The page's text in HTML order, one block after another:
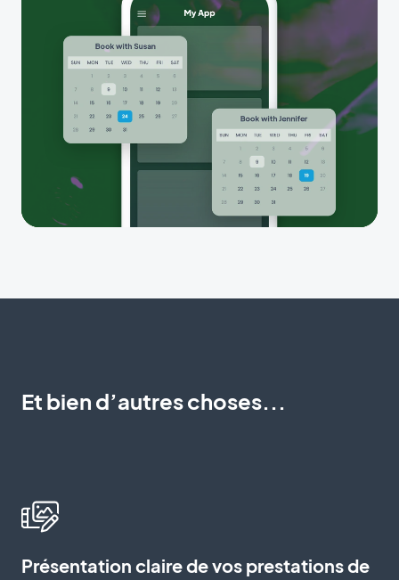
Et bien d’autres choses...
Présentation claire de vos prestations de